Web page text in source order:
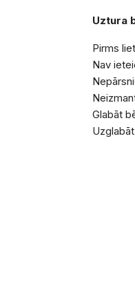
Uztura
Pirms
Nav
Glabāt